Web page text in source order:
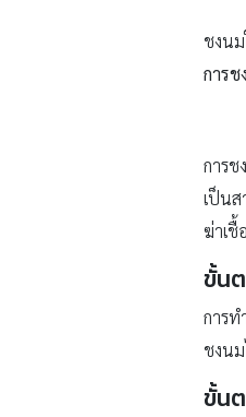
ชงน
การช
การช
เป็นส
ฆ่าเ
ขั้น
การ
ชงนม
ขั้น